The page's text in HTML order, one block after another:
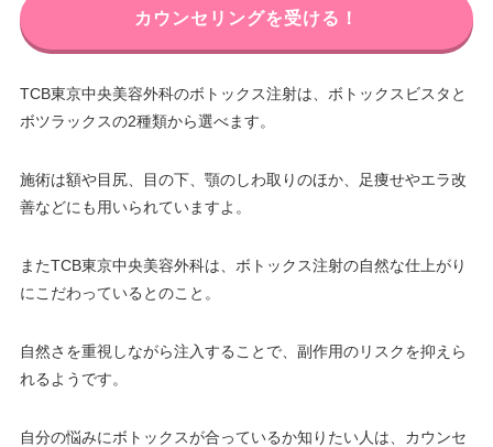
カウンセリングを受ける！
TCB東京中央美容外科のボトックス注射は、ボトックスビスタと
ボツラックスの2種類から選べます。
施術は額や目尻、目の下、顎のしわ取りのほか、足痩せやエラ改
善などにも用いられていますよ。
またTCB東京中央美容外科は、ボトックス注射の自然な仕上がり
にこだわっているとのこと。
自然さを重視しながら注入することで、副作用のリスクを抑えら
れるようです。
自分の悩みにボトックスが合っているか知りたい人は、カウンセ